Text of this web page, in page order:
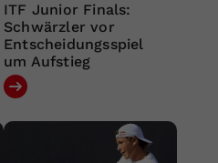
ITF Junior Finals:
Schwärzler vor
Entscheidungsspiel
um Aufstieg